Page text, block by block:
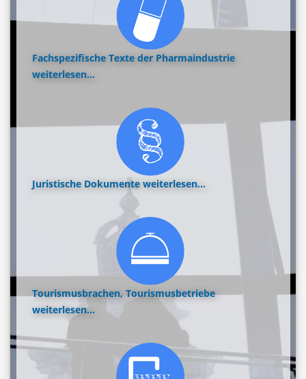
Fachspezifische Texte der Pharmaindustrie
weiterlesen...
Juristische Dokumente weiterlesen...
Tourismusbrachen, Tourismusbetriebe
weiterlesen...